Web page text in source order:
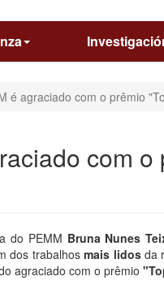
é agraciado com o prêmio
com o
do PEMM Bruna Nunes
dos trabalhosmais lidosda
agraciado com o prêmio